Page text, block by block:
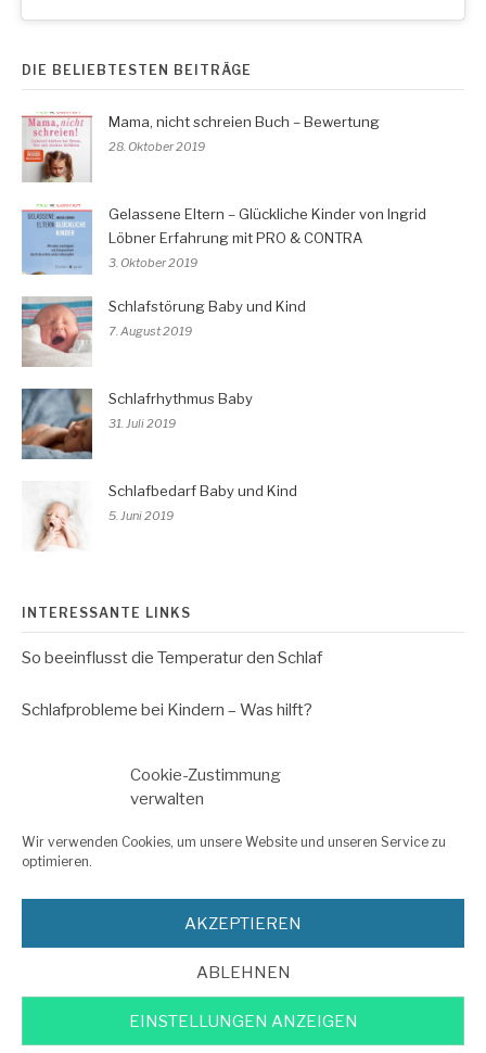
Cookie-Zustimmung
verwalten
Wir verwenden Cookies, um unsere Website und unseren Service zu
optimieren.
AKZEPTIEREN
ABLEHNEN
EINSTELLUNGEN ANZEIGEN
DIE BELIEBTESTEN BEITRÄGE
Mama, nicht schreien Buch – Bewertung
28. Oktober 2019
Gelassene Eltern – Glückliche Kinder von Ingrid
Löbner Erfahrung mit PRO & CONTRA
3. Oktober 2019
Schlafstörung Baby und Kind
7. August 2019
Schlafrhythmus Baby
31. Juli 2019
Schlafbedarf Baby und Kind
5. Juni 2019
INTERESSANTE LINKS
So beeinflusst die Temperatur den Schlaf
Schlafprobleme bei Kindern – Was hilft?
Impressum
Copyright © 2026 Endlich Schlaf für Ihr Baby Erfahrungen. All Rights
Reserved.